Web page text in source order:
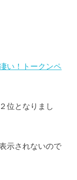
い！トークンペ
位となりまし
示されないので